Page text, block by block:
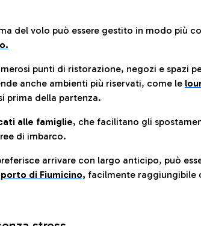
del volo può essere gestito in modo più
punti di ristorazione, negozi e spazi
anche ambienti più riservati, come le
prima della partenza.
alle famiglie, che facilitano gli
di imbarco.
arrivare con largo anticipo, può
di Fiumicino, facilmente raggiungibile